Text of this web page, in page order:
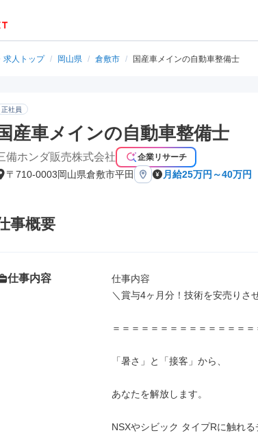
求人トップ / 岡山県 / 倉敷市 / 国産車メインの自動車整備士
正社員
産車メインの自動車整備士
備ホンダ販売株式会社 企業リサーチ
〒710-0003岡山県倉敷市平田 月給25万円～40万円
事概要
仕事内容
仕事内容
＼賞与4ヶ月分！技術を安売りさ
＝＝＝＝＝＝＝＝＝＝＝＝＝＝＝
「暑さ」と「接客」から、
あなたを解放します。
NSXやシビック タイプRに触れる